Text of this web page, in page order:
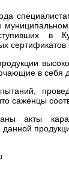
в
сертификатов
в себя
саженцы
акты